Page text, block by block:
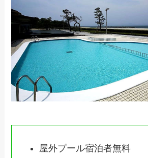
屋外プール宿泊者無料